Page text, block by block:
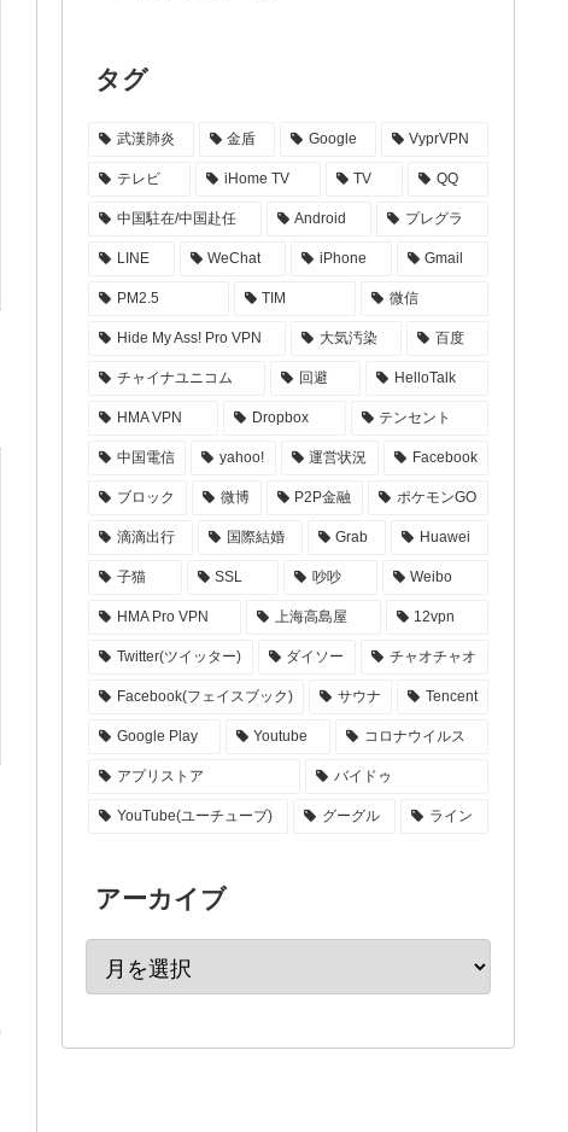
タグ
武漢肺炎 金盾 Google VyprVPN
テレビ iHome TV TV QQ
中国駐在/中国赴任 Android プレグラ
LINE WeChat iPhone Gmail
PM2.5 TIM 微信
Hide My Ass! Pro VPN 大気汚染 百度
チャイナユニコム 回避 HelloTalk
HMA VPN Dropbox テンセント
中国電信 yahoo! 運営状況 Facebook
ブロック 微博 P2P金融 ポケモンGO
滴滴出行 国際結婚 Grab Huawei
子猫 SSL 吵吵 Weibo
HMA Pro VPN 上海高島屋 12vpn
Twitter(ツイッター) ダイソー チャオチャオ
Facebook(フェイスブック) サウナ Tencent
Google Play Youtube コロナウイルス
アプリストア バイドゥ
YouTube(ユーチューブ) グーグル ライン
アーカイブ